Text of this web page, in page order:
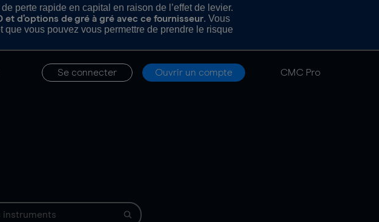
perte rapide en capital en raison de l’effet de levier.
d’options de gré à gré avec ce fournisseur. Vous
vous pouvez vous permettre de prendre le risque
Se connecter Ouvrir un compte CMC Pro